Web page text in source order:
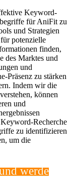
Keyword-
für AniFit zu
und Strategien
potenzielle
finden,
des Marktes und
und
Präsenz zu stärken
Indem wir die
können
und
Recherche
zu identifizieren
um die
werde